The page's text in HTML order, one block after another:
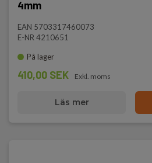
4mm
EAN 5703317460073
E-NR 4210651
På lager
410,00 SEK Exkl. moms
Läs mer